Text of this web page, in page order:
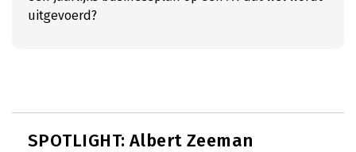
uitgevoerd?
SPOTLIGHT: Albert Zeeman